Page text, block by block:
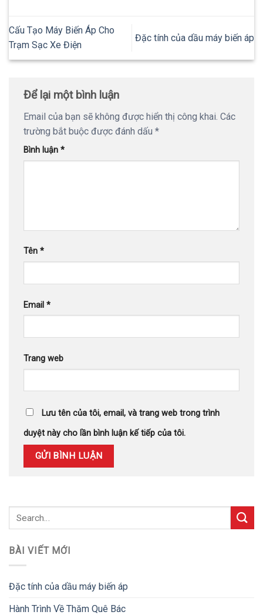
Cấu Tạo Máy Biến Áp Cho
Trạm Sạc Xe Điện
Đặc tính của dầu máy biến áp
Để lại một bình luận
Email của bạn sẽ không được hiển thị công khai. Các
trường bắt buộc được đánh dấu *
Bình luận *
Tên *
Email *
Trang web
Lưu tên của tôi, email, và trang web trong trình
duyệt này cho lần bình luận kế tiếp của tôi.
BÀI VIẾT MỚI
Đặc tính của dầu máy biến áp
Hành Trình Về Thăm Quê Bác